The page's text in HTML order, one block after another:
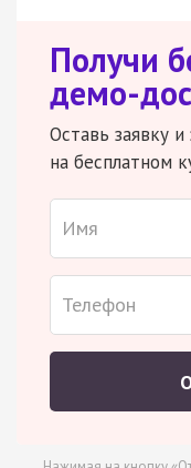
Получи
демо-
Оставь заявку
на бесплатном